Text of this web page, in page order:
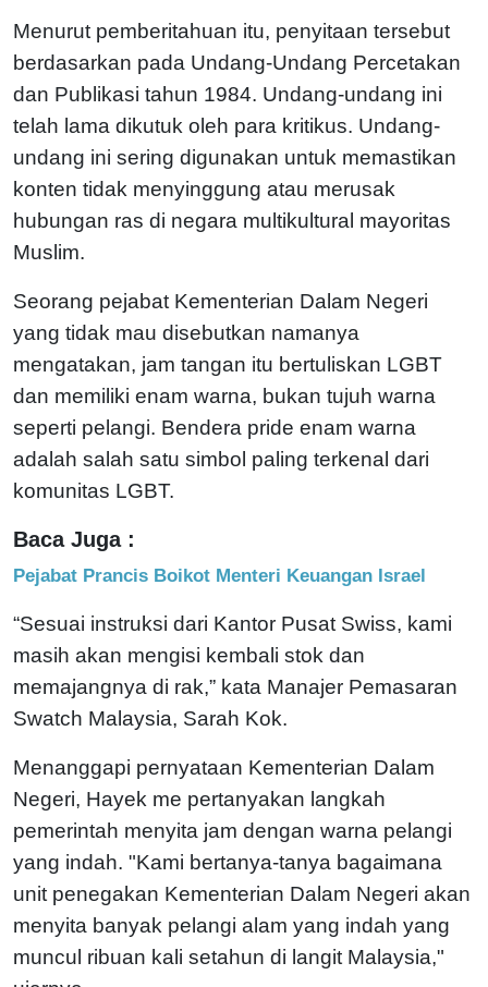
Menurut pemberitahuan itu, penyitaan tersebut
berdasarkan pada Undang-Undang Percetakan
dan Publikasi tahun 1984. Undang-undang ini
telah lama dikutuk oleh para kritikus. Undang-
undang ini sering digunakan untuk memastikan
konten tidak menyinggung atau merusak
hubungan ras di negara multikultural mayoritas
Muslim.
Seorang pejabat Kementerian Dalam Negeri
yang tidak mau disebutkan namanya
mengatakan, jam tangan itu bertuliskan LGBT
dan memiliki enam warna, bukan tujuh warna
seperti pelangi. Bendera pride enam warna
adalah salah satu simbol paling terkenal dari
komunitas LGBT.
Baca Juga :
Pejabat Prancis Boikot Menteri Keuangan Israel
“Sesuai instruksi dari Kantor Pusat Swiss, kami
masih akan mengisi kembali stok dan
memajangnya di rak,” kata Manajer Pemasaran
Swatch Malaysia, Sarah Kok.
Menanggapi pernyataan Kementerian Dalam
Negeri, Hayek me pertanyakan langkah
pemerintah menyita jam dengan warna pelangi
yang indah. "Kami bertanya-tanya bagaimana
unit penegakan Kementerian Dalam Negeri akan
menyita banyak pelangi alam yang indah yang
muncul ribuan kali setahun di langit Malaysia,"